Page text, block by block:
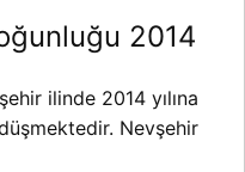
2014
ilinde 2014 yılına
Nevşehir